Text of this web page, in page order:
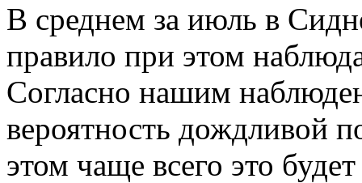
В среднем за июль в
правило при этом
Согласно нашим
вероятность дождливой
этом чаще всего это